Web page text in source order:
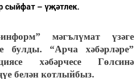
сыйфат – үҗәтлек.
мәгълүмат үзәге
булды. “Арча хәбәрләре”
хәбәрчесе Гөлсинә
белән котлыйбыз.